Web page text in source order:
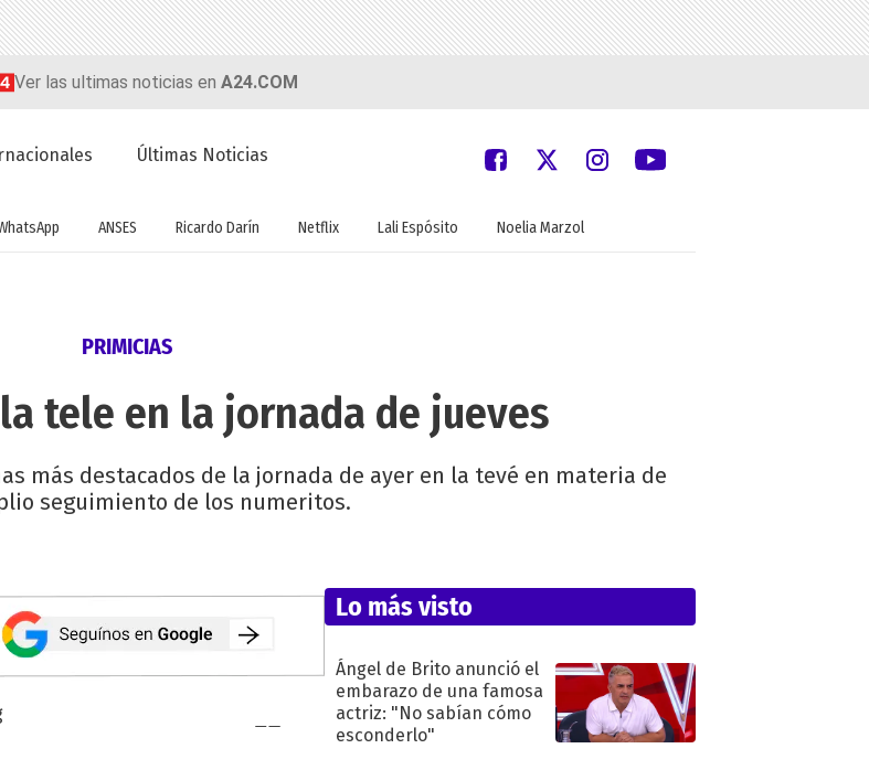
Ver las ultimas noticias en A24.COM
Últimas Noticias
ANSES Ricardo Darín Netflix Lali Espósito Noelia Marzol
PRIMICIAS
tele en la jornada de jueves
más destacados de la jornada de ayer en la tevé en materia de
seguimiento de los numeritos.
Lo más visto
Ángel de Brito anunció el
embarazo de una famosa
actriz: "No sabían cómo
esconderlo"